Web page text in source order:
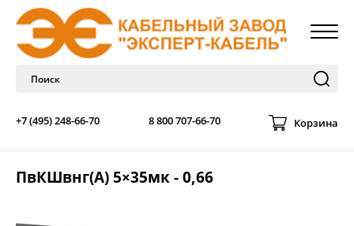
+7 (495) 248-66-70 8 800 707-66-70 Корзина
ПвКШвнг(А) 5×35мк - 0,66